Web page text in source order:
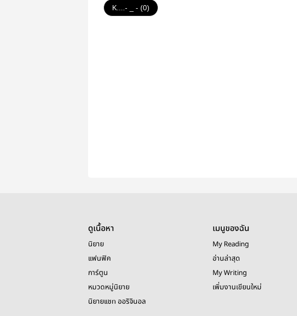
K....- _ - (0)
ดูเนื้อหา
นิยาย
แฟนฟิค
การ์ตูน
หมวดหมู่นิยาย
นิยายแชท ออริจินอล
เมนูของฉัน
My Reading
อ่านล่าสุด
My Writing
เพิ่มงานเขียนใหม่